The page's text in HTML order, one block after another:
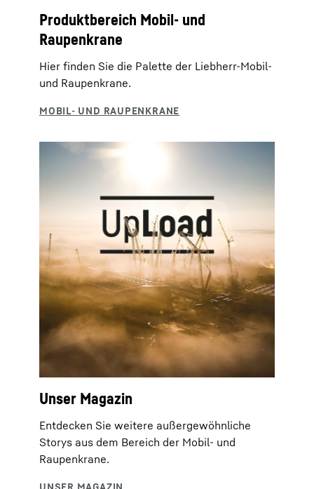
Produktbereich Mobil- und
Raupenkrane
Hier finden Sie die Palette der Liebherr-Mobil-
und Raupenkrane.
Unser Magazin
Entdecken Sie weitere außergewöhnliche
Storys aus dem Bereich der Mobil- und
Raupenkrane.